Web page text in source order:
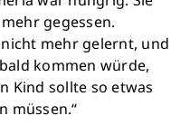
gegessen.
mehr gelernt, und
kommen würde,
Kind sollte so etwas
müssen.“
Leben
können Großes